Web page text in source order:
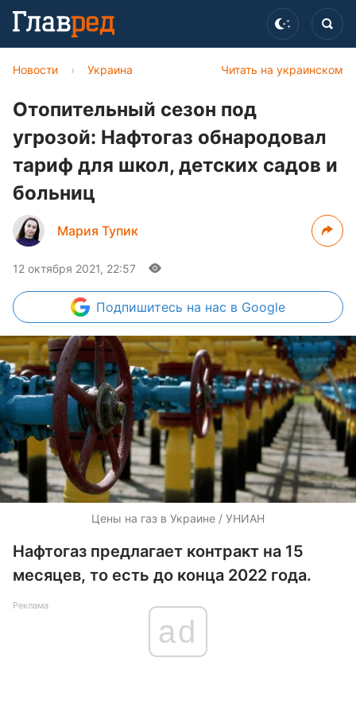
Читать на украинском
Новости › Украина
Отопительный сезон под
угрозой: Нафтогаз обнародовал
тариф для школ, детских садов и
больниц
Мария Тупик
12 октября 2021, 22:57
Подпишитесь на нас в Google
Цены на газ в Украине / УНИАН
Нафтогаз предлагает контракт на 15
месяцев, то есть до конца 2022 года.
Реклама
ad